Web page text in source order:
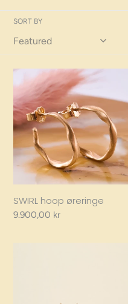
c
t
i
o
n
:
SORT BY
SWIRL
hoop
øreringe
SWIRL hoop øreringe
Regular
9.900,00 kr